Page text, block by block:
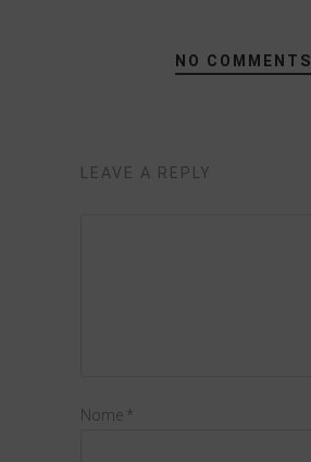
NO COMMENTS
LEAVE A REPLY
Nome *